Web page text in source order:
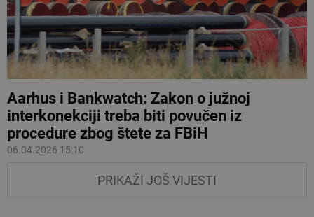
Aarhus i Bankwatch: Zakon o južnoj
interkonekciji treba biti povučen iz
procedure zbog štete za FBiH
06.04.2026 15:10
PRIKAŽI JOŠ VIJESTI